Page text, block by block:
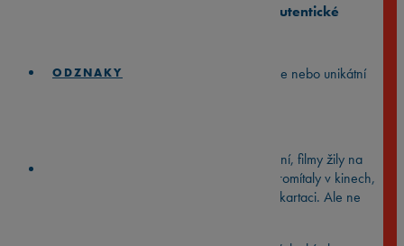
ODZNAKY
Autentické
Hledáš perfektní dárek pro filmového nadšence nebo unikátní
Dřív, než kina přešla na digitální formu promítání, filmy žily na
35mm filmových kotoučích. Tyhle kotouče se promítaly v kinech,
viděly je tisíce lidí a pak… většina skončila ve skartaci. Ale ne